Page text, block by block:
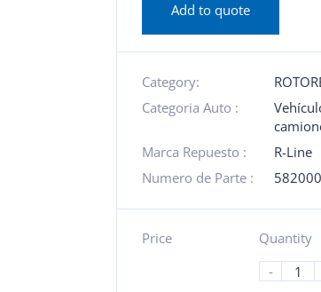
Add to quote
Category:
Categoria Auto :
Marca Repuesto : R-Line
Numero de Parte :
Price
Quantity
-